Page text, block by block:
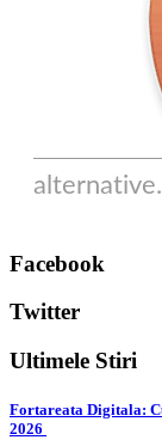
Facebook
Twitter
Ultimele Stiri
Fortareata Digitala:
2026